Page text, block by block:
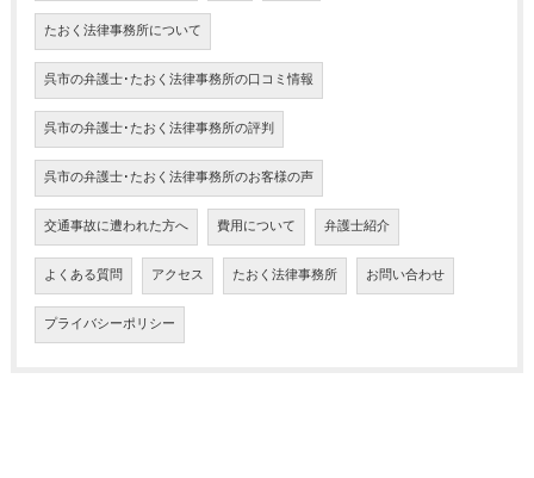
たおく法律事務所について
呉市の弁護士･たおく法律事務所の口コミ情報
呉市の弁護士･たおく法律事務所の評判
呉市の弁護士･たおく法律事務所のお客様の声
交通事故に遭われた方へ 費用について 弁護士紹介
よくある質問 アクセス たおく法律事務所 お問い合わせ
プライバシーポリシー